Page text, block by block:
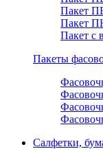
Пакет
Пакет
Пакет с
Пакеты
Салфетки,